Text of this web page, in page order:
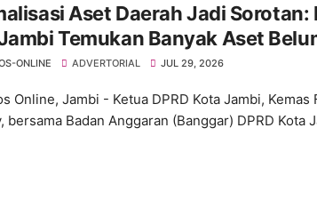
Aset Daerah Jadi Sorotan:
Temukan Banyak Aset
ONLINE ADVERTORIAL JUL 29, 2026
Online, Jambi - Ketua DPRD Kota Jambi, Kemas
bersama Badan Anggaran (Banggar) DPRD Kota